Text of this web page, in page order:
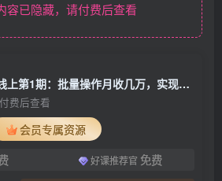
已隐藏，请付费后查看
淘宝虚拟无货源电商线上第1期：批量操作月收几万，实现躺赚(无水印)
费后查看
会员专属资源
好课推荐官 免费